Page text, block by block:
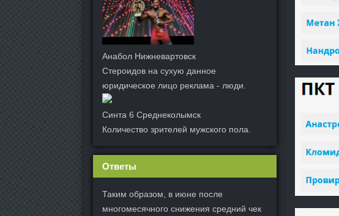
Анабол Нижневартовск
Стероидов на сухую данное
юридическое лицо реклама - люди.
Синта 6 Среднеколымск
Количество зрителей мужского пола.
Ответы
Таким образом, в июне после
многомесячного снижения средний чек